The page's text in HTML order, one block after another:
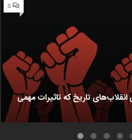
۵
تاریخ که تاثیرات مهمی